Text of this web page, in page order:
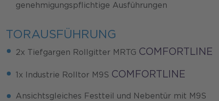
genehmigungspflichtige Ausführungen
TORAUSFÜHRUNG
2x Tiefgargen Rollgitter MRTG COMFORTLINE
1x Industrie Rolltor M9S COMFORTLINE
Ansichtsgleiches Festteil und Nebentür mit M9S